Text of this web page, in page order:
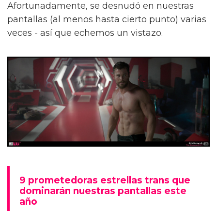
Afortunadamente, se desnudó en nuestras
pantallas (al menos hasta cierto punto) varias
veces - así que echemos un vistazo.
9 prometedoras estrellas trans que
dominarán nuestras pantallas este
año